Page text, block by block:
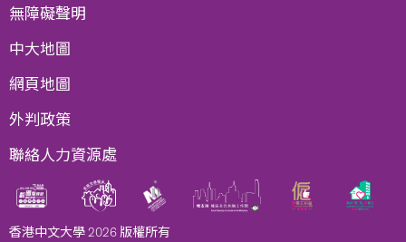
無障礙聲明
中大地圖
網頁地圖
外判政策
聯絡人力資源處
香港中文大學 2026 版權所有